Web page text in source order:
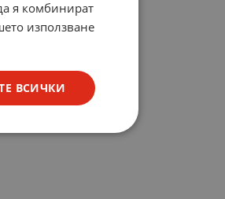
я комбинират
използване
ВСИЧКИ